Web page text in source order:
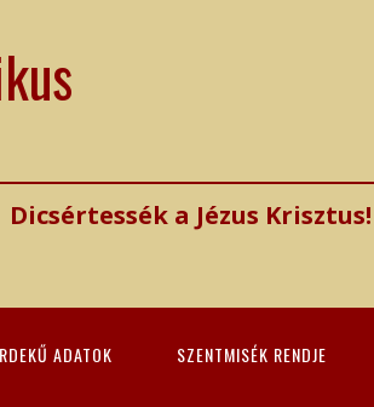
Dicsértessék a Jézus Krisztus!
ADATOK SZENTMISÉK RENDJE